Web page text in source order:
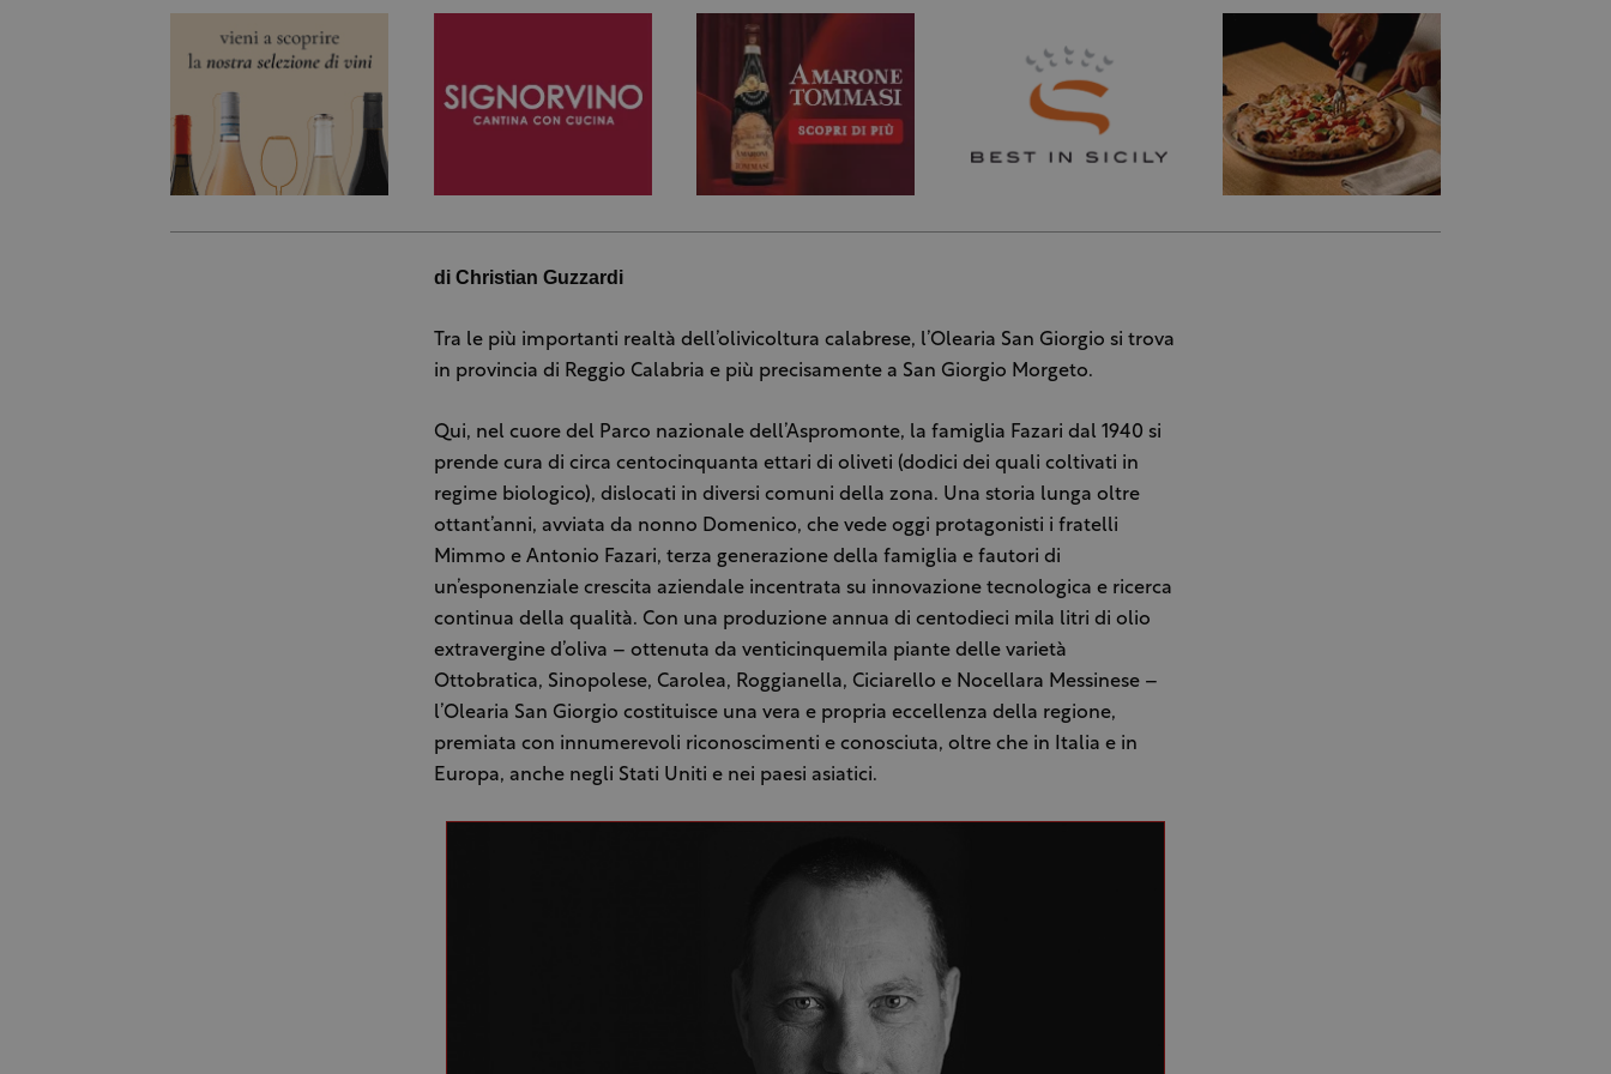
di Christian Guzzardi
Tra le più importanti realtà dell’olivicoltura calabrese, l’Olearia San Giorgio si trova
in provincia di Reggio Calabria e più precisamente a San Giorgio Morgeto.
Qui, nel cuore del Parco nazionale dell’Aspromonte, la famiglia Fazari dal 1940 si
prende cura di circa centocinquanta ettari di oliveti (dodici dei quali coltivati in
regime biologico), dislocati in diversi comuni della zona. Una storia lunga oltre
ottant’anni, avviata da nonno Domenico, che vede oggi protagonisti i fratelli
Mimmo e Antonio Fazari, terza generazione della famiglia e fautori di
un’esponenziale crescita aziendale incentrata su innovazione tecnologica e ricerca
continua della qualità. Con una produzione annua di centodieci mila litri di olio
extravergine d’oliva – ottenuta da venticinquemila piante delle varietà
Ottobratica, Sinopolese, Carolea, Roggianella, Ciciarello e Nocellara Messinese –
l’Olearia San Giorgio costituisce una vera e propria eccellenza della regione,
premiata con innumerevoli riconoscimenti e conosciuta, oltre che in Italia e in
Europa, anche negli Stati Uniti e nei paesi asiatici.